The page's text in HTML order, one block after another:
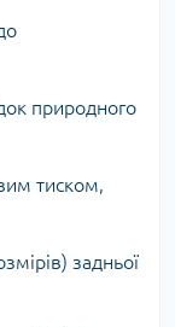
природного
тиском,
задньої